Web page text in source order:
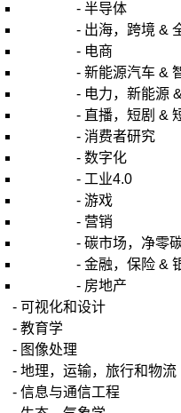
- 半导体
- 出海，跨境 & 全
- 电商
- 新能源汽车 & 智
- 电力，新能源 &
- 直播，短剧 & 短
- 消费者研究
- 数字化
- 工业4.0
- 游戏
- 营销
- 碳市场，净零碳
- 金融，保险 &
- 房地产
视化和设计
教育学
图像处理
理，运输，旅行和物流
息与通信工程